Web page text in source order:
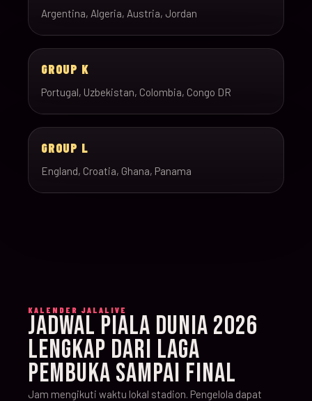
Argentina, Algeria, Austria, Jordan
GROUP K
Portugal, Uzbekistan, Colombia, Congo DR
GROUP L
England, Croatia, Ghana, Panama
KALENDER JALALIVE
JADWAL PIALA DUNIA 2026
LENGKAP DARI LAGA
PEMBUKA SAMPAI FINAL
Jam mengikuti waktu lokal stadion. Pengelola dapat